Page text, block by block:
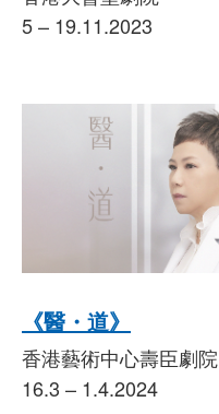
5 – 19.11.2023
《醫・道》
香港藝術中心壽臣劇院
16.3 – 1.4.2024